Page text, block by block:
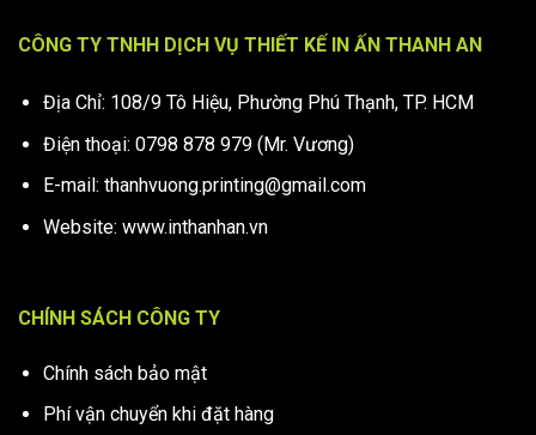
CÔNG TY TNHH DỊCH VỤ THIẾT KẾ IN ẤN THANH AN
Địa Chỉ: 108/9 Tô Hiệu, Phường Phú Thạnh, TP. HCM
Điện thoại: 0798 878 979 (Mr. Vương)
E-mail: thanhvuong.printing@gmail.com
Website: www.inthanhan.vn
CHÍNH SÁCH CÔNG TY
Chính sách bảo mật
Phí vận chuyển khi đặt hàng